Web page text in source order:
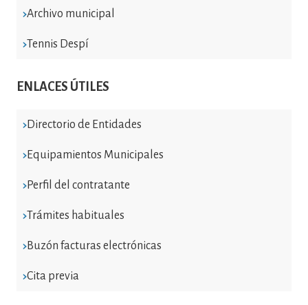
Archivo municipal
Tennis Despí
ENLACES ÚTILES
Directorio de Entidades
Equipamientos Municipales
Perfil del contratante
Trámites habituales
Buzón facturas electrónicas
Cita previa